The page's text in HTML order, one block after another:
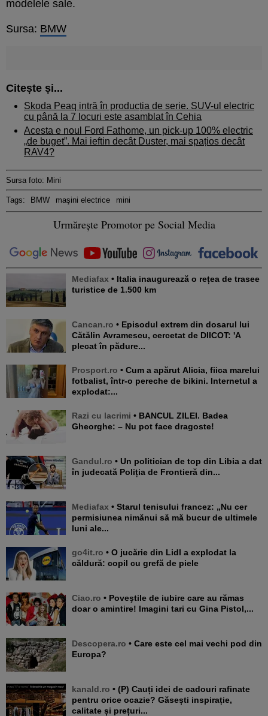
modelele sale.
Sursa: BMW
Citește și...
Skoda Peaq intră în producția de serie. SUV-ul electric
cu până la 7 locuri este asamblat în Cehia
Acesta e noul Ford Fathome, un pick-up 100% electric
„de buget”. Mai ieftin decât Duster, mai spațios decât
RAV4?
Sursa foto: Mini
Tags: BMW maşini electrice mini
Urmărește Promotor pe Social Media
Mediafax • Italia inaugurează o rețea de trasee
turistice de 1.500 km
Cancan.ro • Episodul extrem din dosarul lui
Cătălin Avramescu, cercetat de DIICOT: 'A
plecat în pădure...
Prosport.ro • Cum a apărut Alicia, fiica marelui
fotbalist, într-o pereche de bikini. Internetul a
explodat:...
Razi cu lacrimi • BANCUL ZILEI. Badea
Gheorghe: – Nu pot face dragoste!
Gandul.ro • Un politician de top din Libia a dat
în judecată Poliția de Frontieră din...
Mediafax • Starul tenisului francez: „Nu cer
permisiunea nimănui să mă bucur de ultimele
luni ale...
go4it.ro • O jucărie din Lidl a explodat la
căldură: copil cu grefă de piele
Ciao.ro • Poveştile de iubire care au rămas
doar o amintire! Imagini tari cu Gina Pistol,...
Descopera.ro • Care este cel mai vechi pod din
Europa?
kanald.ro • (P) Cauți idei de cadouri rafinate
pentru orice ocazie? Găsești inspirație,
calitate și prețuri...